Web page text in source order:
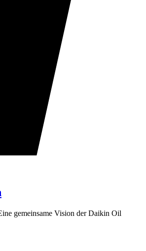
gemeinsame Vision der Daikin Oil